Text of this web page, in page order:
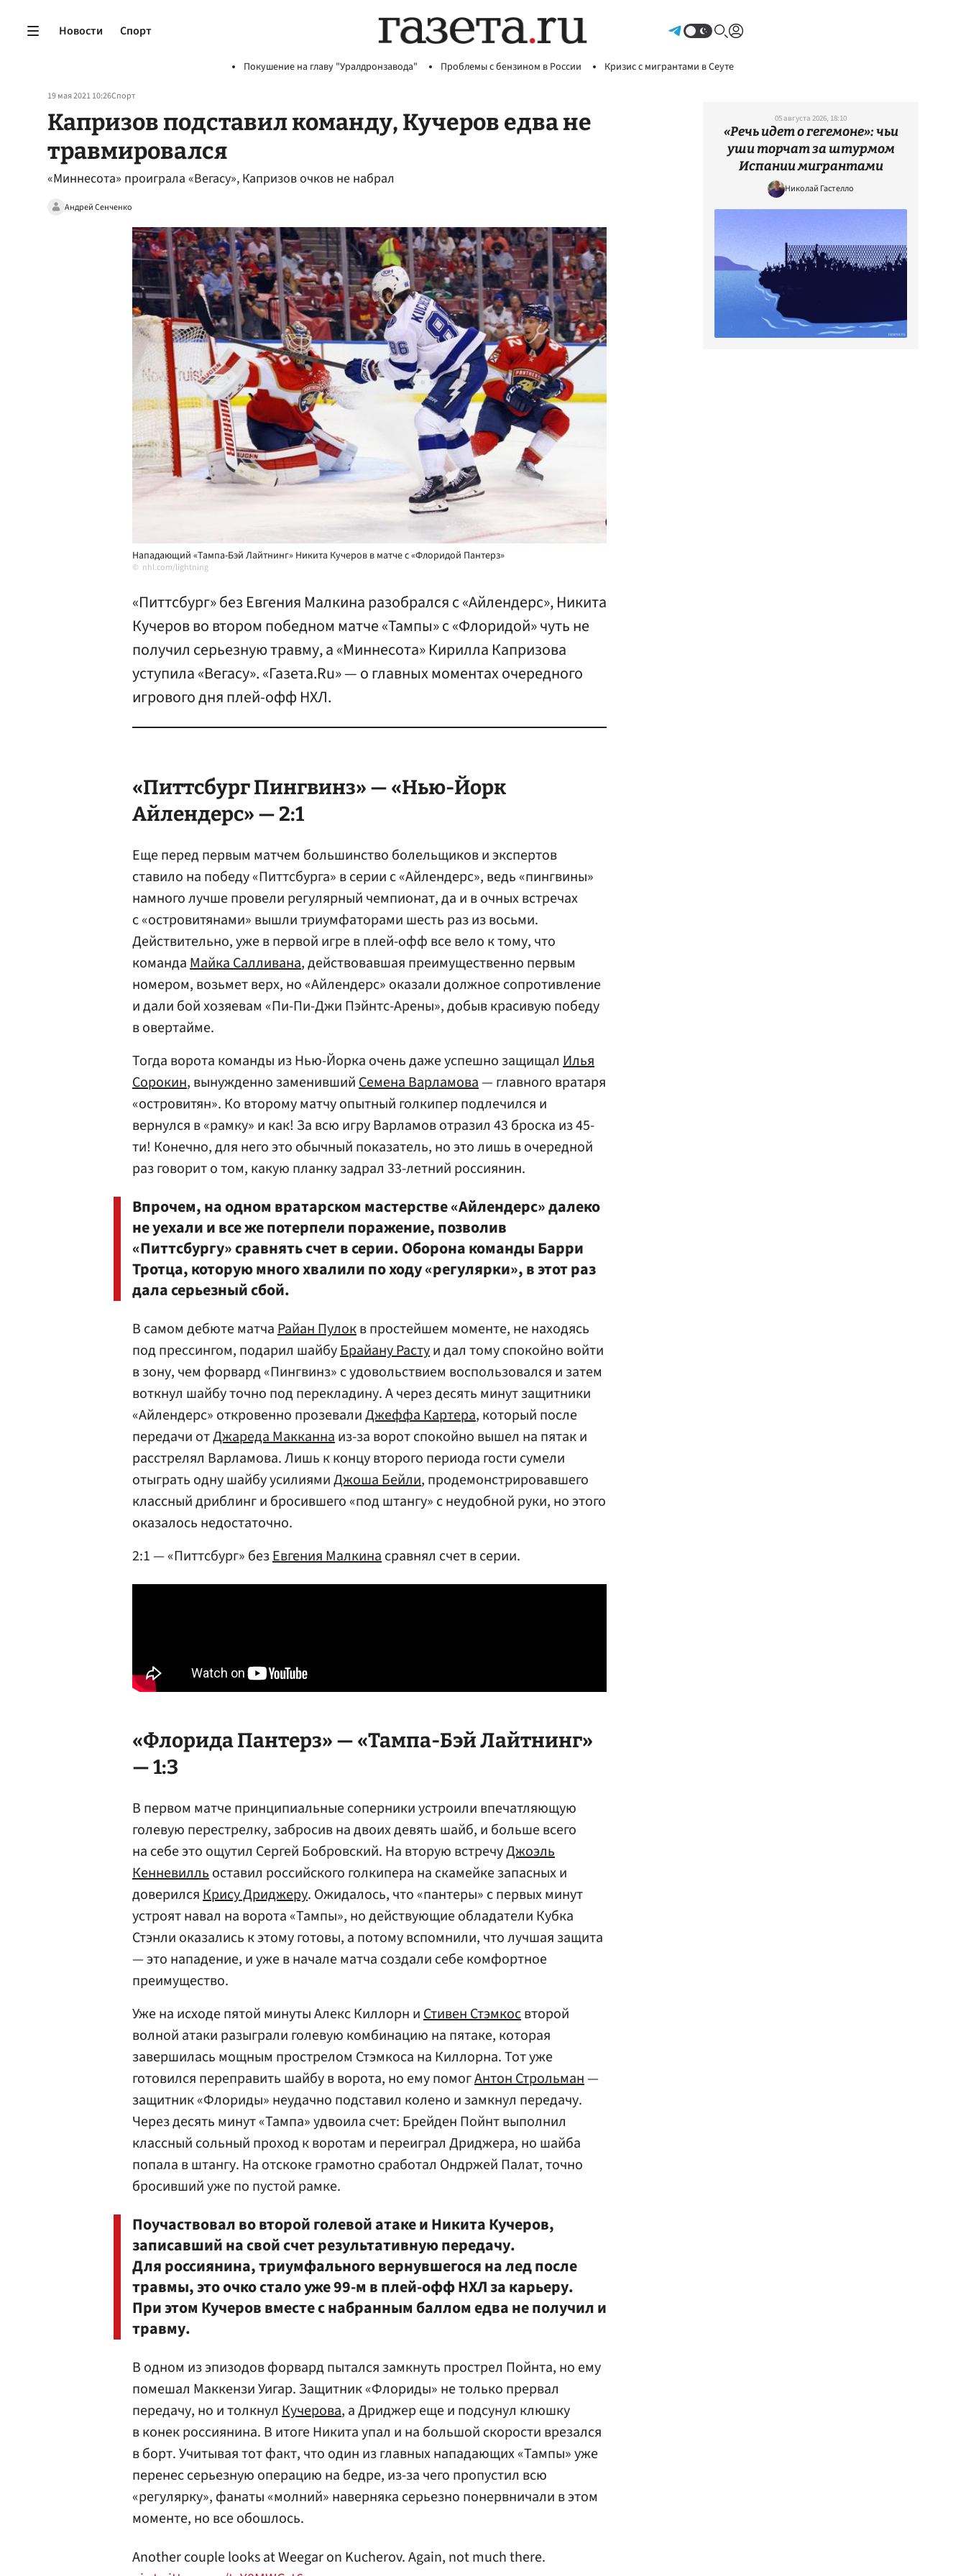
Новости Спорт
Покушение на главу "Уралдронзавода" Проблемы с бензином в России Кризис с мигрантами в Сеуте
19 мая 2021 10:26Спорт
Капризов подставил команду, Кучеров едва не
травмировался
«Миннесота» проиграла «Вегасу», Капризов очков не набрал
Андрей Сенченко
Нападающий «Тампа-Бэй Лайтнинг» Никита Кучеров в матче с «Флоридой Пантерз»
nhl.com/lightning
«Питтсбург» без Евгения Малкина разобрался с «Айлендерс», Никита
Кучеров во втором победном матче «Тампы» с «Флоридой» чуть не
получил серьезную травму, а «Миннесота» Кирилла Капризова
уступила «Вегасу». «Газета.Ru» — о главных моментах очередного
игрового дня плей-офф НХЛ.
«Питтсбург Пингвинз» — «Нью-Йорк
Айлендерс» — 2:1
Еще перед первым матчем большинство болельщиков и экспертов
ставило на победу «Питтсбурга» в серии с «Айлендерс», ведь «пингвины»
намного лучше провели регулярный чемпионат, да и в очных встречах
с «островитянами» вышли триумфаторами шесть раз из восьми.
Действительно, уже в первой игре в плей-офф все вело к тому, что
командаМайка Салливана, действовавшая преимущественно первым
номером, возьмет верх, но «Айлендерс» оказали должное сопротивление
и дали бой хозяевам «Пи-Пи-Джи Пэйнтс-Арены», добыв красивую победу
в овертайме.
Тогда ворота команды из Нью-Йорка очень даже успешно защищал Илья
Сорокин, вынужденно заменившийСемена Варламова— главного вратаря
«островитян». Ко второму матчу опытный голкипер подлечился и
вернулся в «рамку» и как! За всю игру Варламов отразил 43 броска из 45-
ти! Конечно, для него это обычный показатель, но это лишь в очередной
раз говорит о том, какую планку задрал 33-летний россиянин.
Впрочем, на одном вратарском мастерстве «Айлендерс» далеко
не уехали и все же потерпели поражение, позволив
«Питтсбургу» сравнять счет в серии. Оборона команды Барри
Тротца, которую много хвалили по ходу «регулярки», в этот раз
дала серьезный сбой.
В самом дебюте матчаРайан Пулокв простейшем моменте, не находясь
под прессингом, подарил шайбуБрайану Растуи дал тому спокойно войти
в зону, чем форвард «Пингвинз» с удовольствием воспользовался и затем
воткнул шайбу точно под перекладину. А через десять минут защитники
«Айлендерс» откровенно прозевалиДжеффа Картера, который после
передачи отДжареда Макканнаиз-за ворот спокойно вышел на пятак и
расстрелял Варламова. Лишь к концу второго периода гости сумели
отыграть одну шайбу усилиямиДжоша Бейли, продемонстрировавшего
классный дриблинг и бросившего «под штангу» с неудобной руки, но этого
оказалось недостаточно.
2:1 — «Питтсбург» безЕвгения Малкинасравнял счет в серии.
«Флорида Пантерз» — «Тампа-Бэй Лайтнинг»
— 1:3
В первом матче принципиальные соперники устроили впечатляющую
голевую перестрелку, забросив на двоих девять шайб, и больше всего
на себе это ощутил Сергей Бобровский. На вторую встречуДжоэль
Кенневилльоставил российского голкипера на скамейке запасных и
доверилсяКрису Дриджеру. Ожидалось, что «пантеры» с первых минут
устроят навал на ворота «Тампы», но действующие обладатели Кубка
Стэнли оказались к этому готовы, а потому вспомнили, что лучшая защита
— это нападение, и уже в начале матча создали себе комфортное
преимущество.
Уже на исходе пятой минуты Алекс Киллорн иСтивен Стэмкосвторой
волной атаки разыграли голевую комбинацию на пятаке, которая
завершилась мощным прострелом Стэмкоса на Киллорна. Тот уже
готовился переправить шайбу в ворота, но ему помогАнтон Строльман—
защитник «Флориды» неудачно подставил колено и замкнул передачу.
Через десять минут «Тампа» удвоила счет: Брейден Пойнт выполнил
классный сольный проход к воротам и переиграл Дриджера, но шайба
попала в штангу. На отскоке грамотно сработал Ондржей Палат, точно
бросивший уже по пустой рамке.
Поучаствовал во второй голевой атаке и Никита Кучеров,
записавший на свой счет результативную передачу.
Для россиянина, триумфального вернувшегося на лед после
травмы, это очко стало уже 99-м в плей-офф НХЛ за карьеру.
При этом Кучеров вместе с набранным баллом едва не получил и
травму.
В одном из эпизодов форвард пытался замкнуть прострел Пойнта, но ему
помешал Маккензи Уигар. Защитник «Флориды» не только прервал
передачу, но и толкнул Кучерова, а Дриджер еще и подсунул клюшку
в конек россиянина. В итоге Никита упал и на большой скорости врезался
в борт. Учитывая тот факт, что один из главных нападающих «Тампы» уже
перенес серьезную операцию на бедре, из-за чего пропустил всю
«регулярку», фанаты «молний» наверняка серьезно понервничали в этом
моменте, но все обошлось.
Another couple looks at Weegar on Kucherov. Again, not much there.
05 августа 2026, 18:10
«Речь идет о гегемоне»: чьи
уши торчат за штурмом
Испании мигрантами
Николай Гастелло